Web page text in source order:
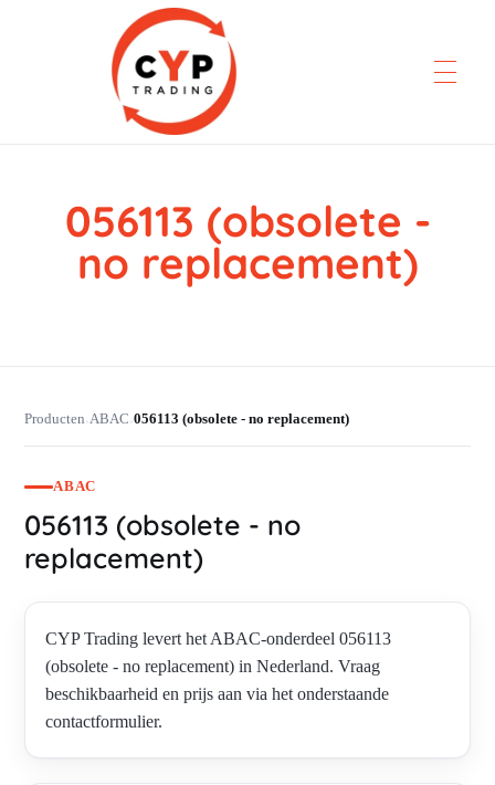
CYP Trading
Professionelle Ersatzteilbeschaffung
056113 (obsolete -
no replacement)
Producten›ABAC›056113 (obsolete - no replacement)
ABAC
056113 (obsolete - no
replacement)
CYP Trading levert het ABAC-onderdeel 056113
(obsolete - no replacement) in Nederland. Vraag
beschikbaarheid en prijs aan via het onderstaande
contactformulier.